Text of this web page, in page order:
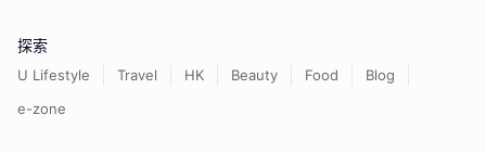
探索
U Lifestyle Travel HK Beauty Food
Blog
e-zone